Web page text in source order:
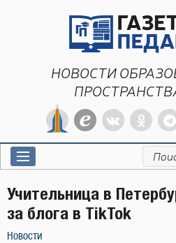
НОВОСТИ
Учительница в
за блога в TikTok
Новости